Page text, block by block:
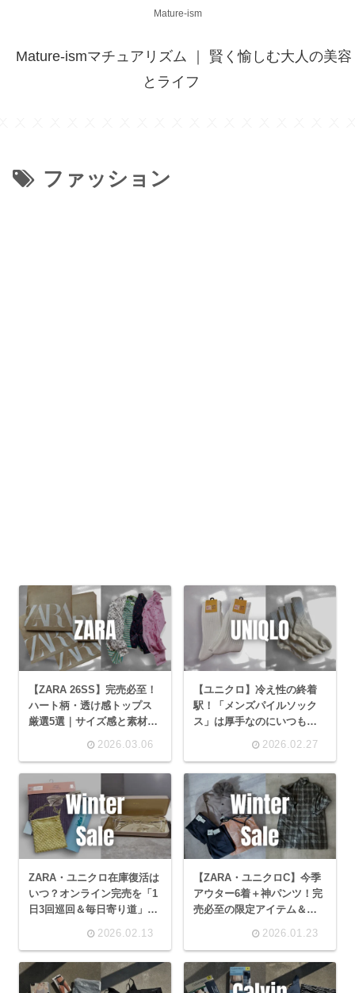
Mature-ism
Mature-ismマチュアリズム ｜ 賢く愉しむ大人の美容
とライフ
ファッション
【ZARA 26SS】完売必至！
ハート柄・透け感トップス
厳選5選｜サイズ感と素材を
2026.03.06
【ユニクロ】冷え性の終着
駅！「メンズパイルソック
ス」は厚手なのにいつもの
靴が履ける神品。
2026.02.27
ZARA・ユニクロ在庫復活は
いつ？オンライン完売を「1
日3回巡回＆毎日寄り道」で
2026.02.13
【ZARA・ユニクロC】今季
アウター6着＋神パンツ！完
売必至の限定アイテム＆サ
2026.01.23